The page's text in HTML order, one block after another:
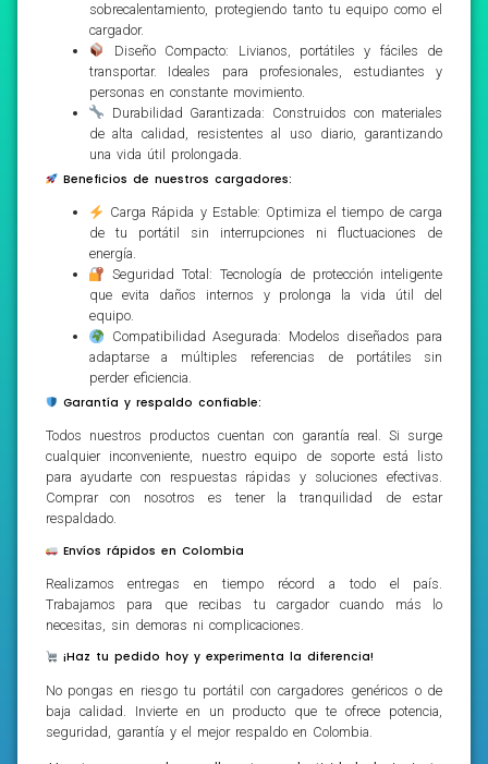
sobrecalentamiento, protegiendo tanto tu equipo como el
cargador.
Diseño Compacto: Livianos, portátiles y fáciles de
transportar. Ideales para profesionales, estudiantes y
personas en constante movimiento.
Durabilidad Garantizada: Construidos con materiales
de alta calidad, resistentes al uso diario, garantizando
una vida útil prolongada.
Beneficios de nuestros cargadores:
Carga Rápida y Estable: Optimiza el tiempo de carga
de tu portátil sin interrupciones ni fluctuaciones de
energía.
Seguridad Total: Tecnología de protección inteligente
que evita daños internos y prolonga la vida útil del
equipo.
Compatibilidad Asegurada: Modelos diseñados para
adaptarse a múltiples referencias de portátiles sin
perder eficiencia.
Garantía y respaldo confiable:
Todos nuestros productos cuentan con garantía real. Si surge
cualquier inconveniente, nuestro equipo de soporte está listo
para ayudarte con respuestas rápidas y soluciones efectivas.
Comprar con nosotros es tener la tranquilidad de estar
respaldado.
Envíos rápidos en Colombia
Realizamos entregas en tiempo récord a todo el país.
Trabajamos para que recibas tu cargador cuando más lo
necesitas, sin demoras ni complicaciones.
¡Haz tu pedido hoy y experimenta la diferencia!
No pongas en riesgo tu portátil con cargadores genéricos o de
baja calidad. Invierte en un producto que te ofrece potencia,
seguridad, garantía y el mejor respaldo en Colombia.